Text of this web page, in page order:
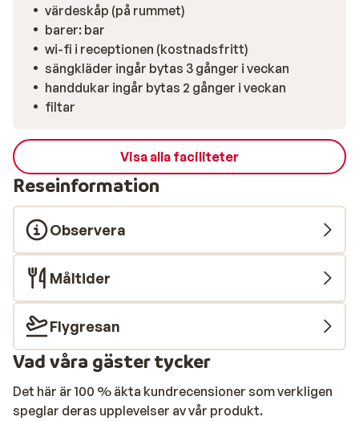
värdeskåp (på rummet)
barer: bar
wi-fi i receptionen (kostnadsfritt)
sängkläder ingår bytas 3 gånger i veckan
handdukar ingår bytas 2 gånger i veckan
filtar
Visa alla faciliteter
Reseinformation
Observera
Måltider
Flygresan
Vad våra gäster tycker
Det här är 100 % äkta kundrecensioner som verkligen
speglar deras upplevelser av vår produkt.